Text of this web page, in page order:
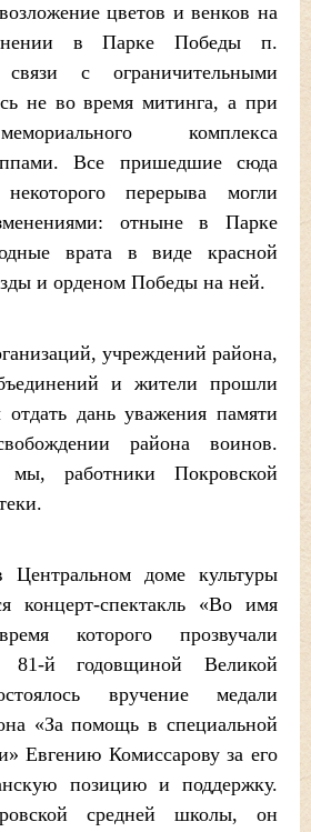
цветов и венков на
в Парке Победы п.
с ограничительными
не во время митинга, а при
комплекса
Все пришедшие сюда
перерыва могли
отныне в Парке
врата в виде красной
и орденом Победы на ней.
учреждений района,
и жители прошли
дань уважения памяти
района воинов.
работники Покровской
доме культуры
концерт-спектакль «Во имя
которого прозвучали
81-й годовщиной Великой
вручение медали
«За помощь в специальной
Евгению Комиссарову за его
позицию и поддержку.
средней школы, он